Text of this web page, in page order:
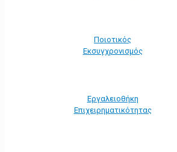
Ποιοτικός
Εκσυγχρονισμός
Εργαλειοθήκη
Eπιχειρηματικότητας